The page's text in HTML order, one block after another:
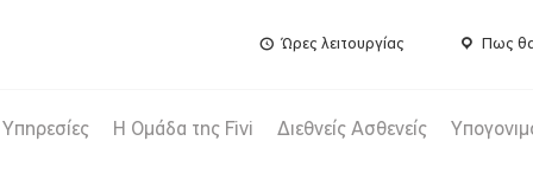
Ώρες λειτουργίας Πως θα
Υπηρεσίες Η Ομάδα της Fivi Διεθνείς Ασθενείς